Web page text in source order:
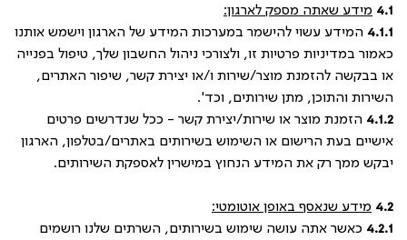
4.1 מידע שאתה מספק לארגון:
4.1.1 המידע עשוי להישמר במערכות המידע של הארגון וישמש אותנו
כאמור במדיניות פרטיות זו, ולצורכי ניהול החשבון שלך, טיפול בפנייה
או בבקשה להזמנת מוצר/שירות ו/או יצירת קשר, שיפור האתרים,
השירות והתוכן, מתן שירותים, וכד'.
4.1.2 הזמנת מוצר או שירות/יצירת קשר - ככל שנדרשים פרטים
אישיים בעת הרישום או השימוש בשירותים באתרים/בטלפון, הארגון
יבקש ממך רק את המידע הנחוץ במישרין לאספקת השירותים.
4.2 מידע שנאסף באופן אוטומטי:
4.2.1 כאשר אתה עושה שימוש בשירותים, השרתים שלנו רושמים